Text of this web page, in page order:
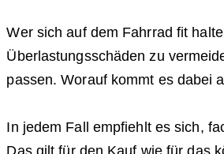
Wer sich auf dem Fahrrad fit
Überlastungsschäden zu
passen. Worauf kommt es dabei
In jedem Fall empfiehlt es sich,